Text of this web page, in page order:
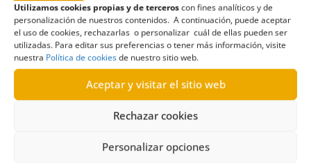
Utilizamos cookies propias y de terceroscon fines analíticos y de
personalización de nuestros contenidos. A continuación, puede aceptar
el uso de cookies, rechazarlas o personalizar cuál de ellas pueden ser
utilizadas. Para editar sus preferencias o tener más información, visite
nuestra Política de cookiesde nuestro sitio web.
Aceptar y visitar el sitio web
Rechazar cookies
Personalizar opciones